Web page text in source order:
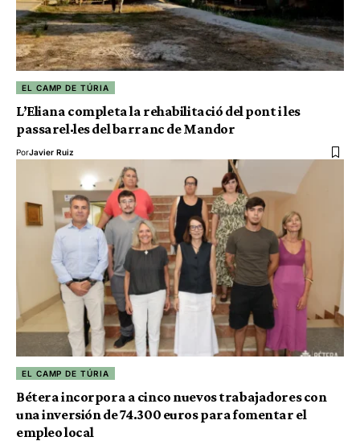
EL CAMP DE TÚRIA
L’Eliana completa la rehabilitació del pont i les
passarel·les del barranc de Mandor
PorJavier Ruiz
EL CAMP DE TÚRIA
Bétera incorpora a cinco nuevos trabajadores con
una inversión de 74.300 euros para fomentar el
empleo local